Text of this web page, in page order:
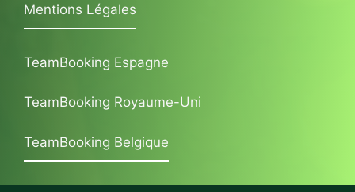
Mentions Légales
TeamBooking Espagne
TeamBooking Royaume-Uni
TeamBooking Belgique